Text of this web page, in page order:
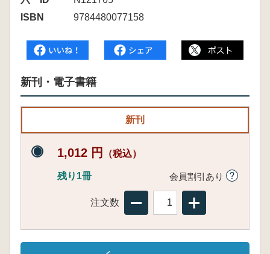
ISBN
9784480077158
新刊・電子書籍
新刊
1,012 円 （税込）
残り1冊 会員割引あり
注文数